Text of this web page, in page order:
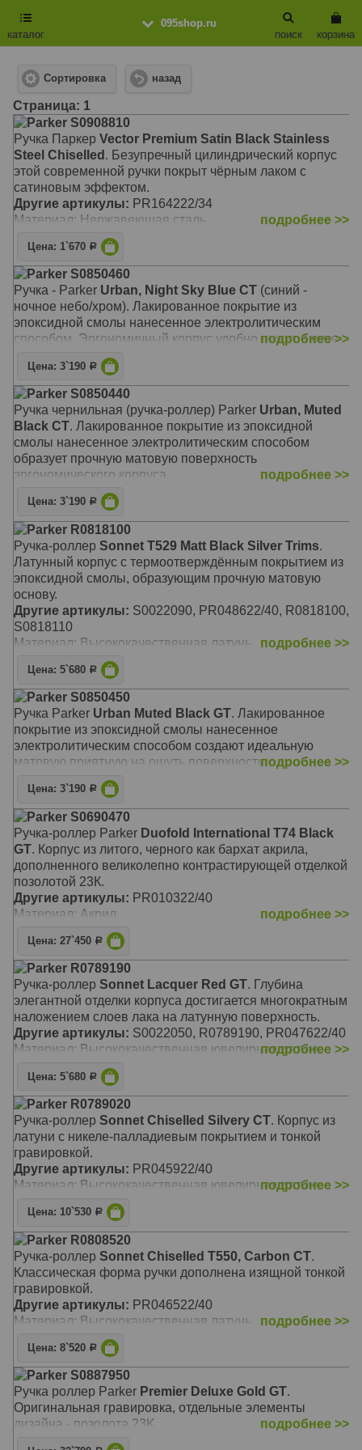
095shop.ru
каталог
корзина
поиск
Сортировка назад
Cтраница: 1
Parker S0908810
Ручка Паркер Vector Premium Satin Black Stainless
Steel Chiselled . Безупречный цилиндрический корпус
этой современной ручки покрыт чёрным лаком с
сатиновым эффектом.
Другие артикулы: PR164222/34
Материал: Нержавеющая сталь
подробнее >>
Цена: 1`670 Р
Parker S0850460
Ручка - Parker Urban, Night Sky Blue CT (синий -
ночное небо/хром). Лакированное покрытие из
эпоксидной смолы нанесенное электролитическим
способом. Эргономичный корпус удобно лежит в руке.
подробнее >>
Цена: 3`190 Р
Parker S0850440
Ручка чернильная (ручка-роллер) Parker Urban, Muted
Black CT. Лакированное покрытие из эпоксидной
смолы нанесенное электролитическим способом
образует прочную матовую поверхность
эргономического корпуса.
подробнее >>
Цена: 3`190 Р
Parker R0818100
Ручка-роллер Sonnet T529 Matt Black Silver Trims.
Латунный корпус с термоотверждённым покрытием из
эпоксидной смолы, образующим прочную матовую
основу.
Другие артикулы: S0022090, PR048622/40, R0818100,
S0818110
Материал: Высококачественная латунь
подробнее >>
Цена: 5`680 Р
Parker S0850450
Ручка Parker Urban Muted Black GT. Лакированное
покрытие из эпоксидной смолы нанесенное
электролитическим способом создают идеальную
матовую приятную на ощуть поверхность.подробнее >>
Цена: 3`190 Р
Parker S0690470
Ручка-роллер Parker Duofold International T74 Black
GT. Корпус из литого, черного как бархат акрила,
дополненного великолепно контрастирующей отделкой
позолотой 23К.
Другие артикулы: PR010322/40
Материал: Акрил
подробнее >>
Цена: 27`450 Р
Parker R0789190
Ручка-роллер Sonnet Lacquer Red GT. Глубина
элегантной отделки корпуса достигается многократным
наложением слоев лака на латунную поверхность.
Другие артикулы: S0022050, R0789190, PR047622/40
Материал: Высококачественная ювелирная латунь
подробнее >>
Цена: 5`680 Р
Parker R0789020
Ручка-роллер Sonnet Chiselled Silvery CT. Корпус из
латуни с никеле-палладиевым покрытием и тонкой
гравировкой.
Другие артикулы: PR045922/40
Материал: Высококачественная ювелирная латунь
подробнее >>
Цена: 10`530 Р
Parker R0808520
Ручка-роллер Sonnet Chiselled T550, Carbon CT.
Классическая форма ручки дополнена изящной тонкой
гравировкой.
Другие артикулы: PR046522/40
Материал: Высококачественная латунь
подробнее >>
Цена: 8`520 Р
Parker S0887950
Ручка роллер Parker Premier Deluxe Gold GT.
Оригинальная гравировка, отдельные элементы
дизайна - позолота 23K.
подробнее >>